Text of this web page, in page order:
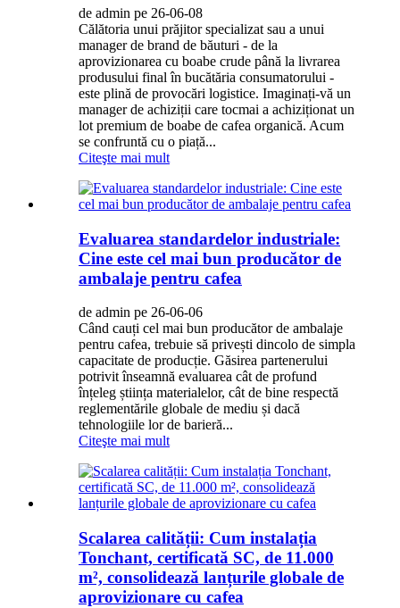
de admin pe 26-06-08
Călătoria unui prăjitor specializat sau a unui
manager de brand de băuturi - de la
aprovizionarea cu boabe crude până la livrarea
produsului final în bucătăria consumatorului -
este plină de provocări logistice. Imaginați-vă un
manager de achiziții care tocmai a achiziționat un
lot premium de boabe de cafea organică. Acum
se confruntă cu o piață...
Citeşte mai mult
Evaluarea standardelor industriale:
Cine este cel mai bun producător de
ambalaje pentru cafea
de admin pe 26-06-06
Când cauți cel mai bun producător de ambalaje
pentru cafea, trebuie să privești dincolo de simpla
capacitate de producție. Găsirea partenerului
potrivit înseamnă evaluarea cât de profund
înțeleg știința materialelor, cât de bine respectă
reglementările globale de mediu și dacă
tehnologiile lor de barieră...
Citeşte mai mult
Scalarea calității: Cum instalația
Tonchant, certificată SC, de 11.000
m², consolidează lanțurile globale de
aprovizionare cu cafea